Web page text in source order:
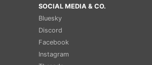
SOCIAL MEDIA & CO.
Bluesky
Discord
Facebook
Instagram